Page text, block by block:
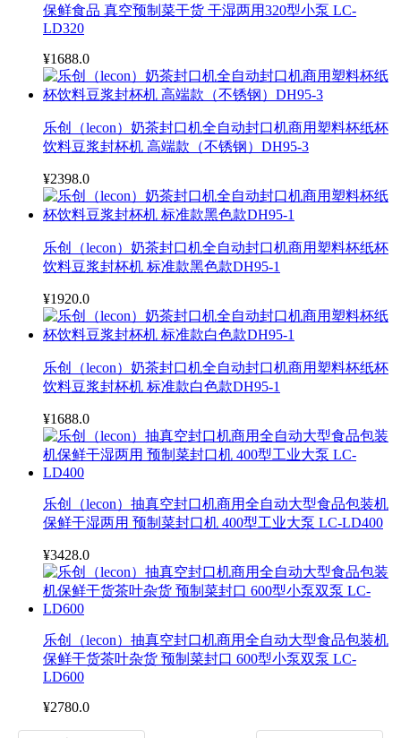
保鲜食品 真空预制菜干货 干湿两用320型小泵 LC-
LD320
¥1688.0
乐创（lecon）奶茶封口机全自动封口机商用塑料杯纸杯
饮料豆浆封杯机 高端款（不锈钢）DH95-3
¥2398.0
乐创（lecon）奶茶封口机全自动封口机商用塑料杯纸杯
饮料豆浆封杯机 标准款黑色款DH95-1
¥1920.0
乐创（lecon）奶茶封口机全自动封口机商用塑料杯纸杯
饮料豆浆封杯机 标准款白色款DH95-1
¥1688.0
乐创（lecon）抽真空封口机商用全自动大型食品包装机
保鲜干湿两用 预制菜封口机 400型工业大泵 LC-LD400
¥3428.0
乐创（lecon）抽真空封口机商用全自动大型食品包装机
保鲜干货茶叶杂货 预制菜封口 600型小泵双泵 LC-
LD600
¥2780.0